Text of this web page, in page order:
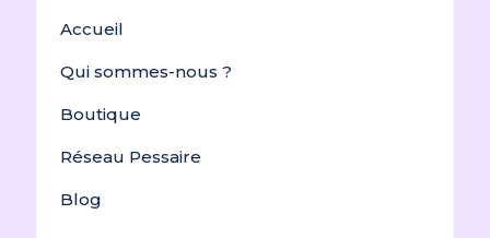
Accueil
Qui sommes-nous ?
Boutique
Réseau Pessaire
Blog